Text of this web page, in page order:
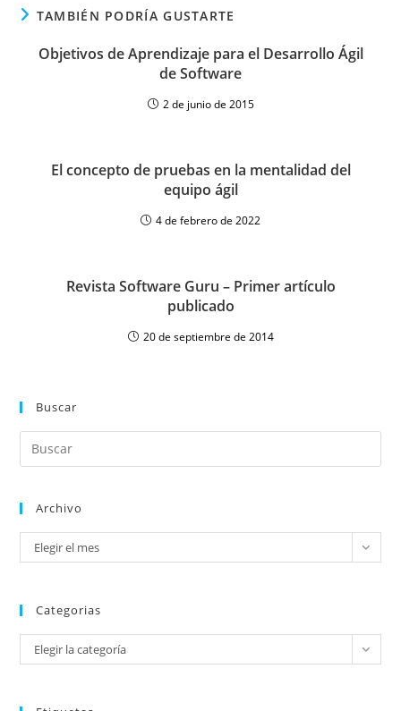
TAMBIÉN PODRÍA GUSTARTE
Objetivos de Aprendizaje para el Desarrollo Ágil
de Software
2 de junio de 2015
El concepto de pruebas en la mentalidad del
equipo ágil
4 de febrero de 2022
Revista Software Guru – Primer artículo
publicado
20 de septiembre de 2014
Buscar
Archivo
Elegir el mes
Categorias
Elegir la categoría